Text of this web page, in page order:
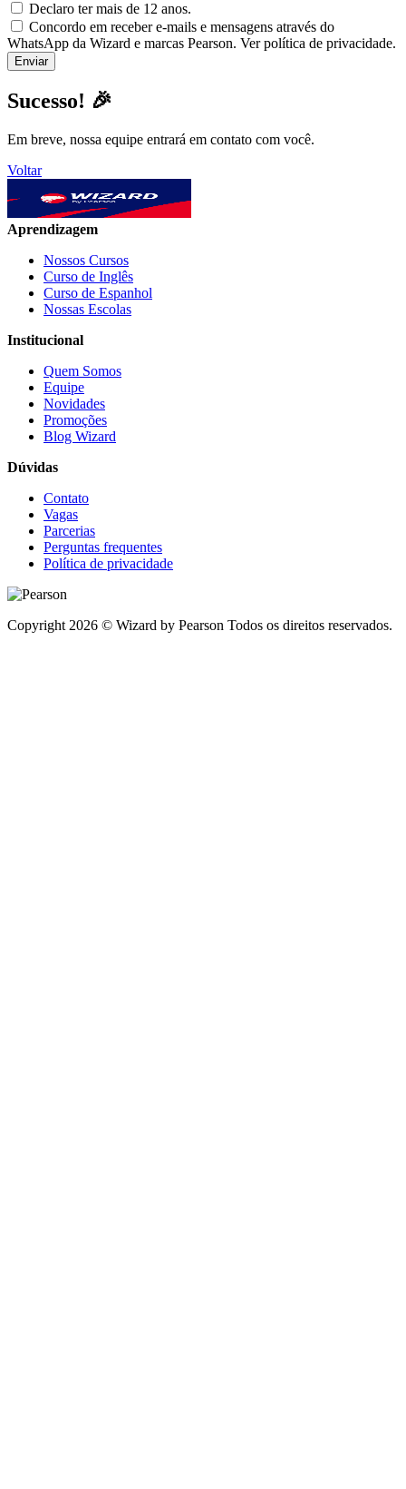
Declaro ter mais de 12 anos.
Concordo em receber e-mails e mensagens através do
WhatsApp da Wizard e marcas Pearson. Ver política de privacidade.
Sucesso! 🎉
Em breve, nossa equipe entrará em contato com você.
Voltar
Aprendizagem
Nossos Cursos
Curso de Inglês
Curso de Espanhol
Nossas Escolas
Institucional
Quem Somos
Equipe
Novidades
Promoções
Blog Wizard
Dúvidas
Contato
Vagas
Parcerias
Perguntas frequentes
Política de privacidade
Copyright 2026 © Wizard by Pearson Todos os direitos reservados.